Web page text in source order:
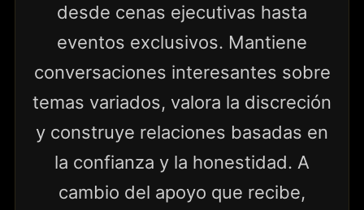
desde cenas ejecutivas hasta
eventos exclusivos. Mantiene
conversaciones interesantes sobre
temas variados, valora la discreción
y construye relaciones basadas en
la confianza y la honestidad. A
cambio del apoyo que recibe,